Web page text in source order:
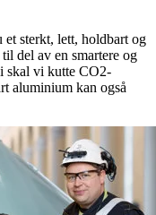
sterkt, lett, holdbart og
del av en smartere og
skal vi kutte CO2-
aluminium kan også